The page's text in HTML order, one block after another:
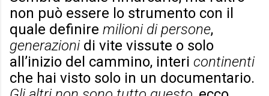
non può essere lo strumento con il
quale definire milioni di persone,
generazionidi vite vissute o solo
all’inizio del cammino, interi continenti
che hai visto solo in un documentario.